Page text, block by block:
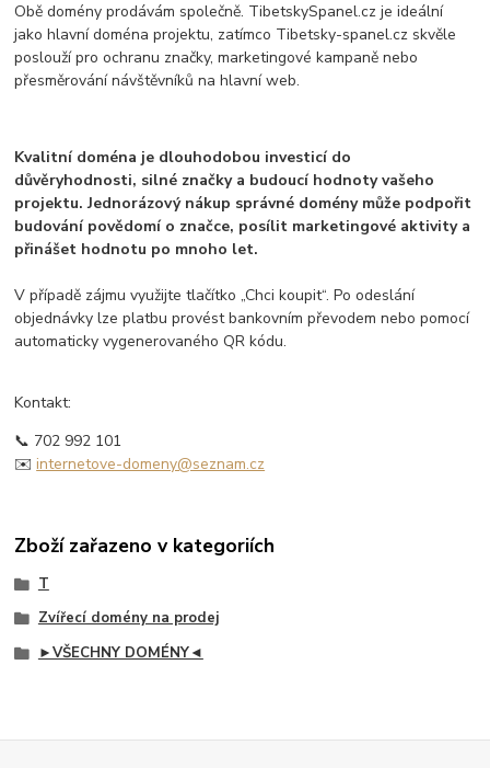
Obě domény prodávám společně. TibetskySpanel.cz je ideální
jako hlavní doména projektu, zatímco Tibetsky-spanel.cz skvěle
poslouží pro ochranu značky, marketingové kampaně nebo
přesměrování návštěvníků na hlavní web.
Kvalitní doména je dlouhodobou investicí do
důvěryhodnosti, silné značky a budoucí hodnoty vašeho
projektu. Jednorázový nákup správné domény může podpořit
budování povědomí o značce, posílit marketingové aktivity a
přinášet hodnotu po mnoho let.
V případě zájmu využijte tlačítko „Chci koupit“. Po odeslání
objednávky lze platbu provést bankovním převodem nebo pomocí
automaticky vygenerovaného QR kódu.
Kontakt:
📞 702 992 101
✉️internetove-domeny@seznam.cz
Zboží zařazeno v kategoriích
T
Zvířecí domény na prodej
►VŠECHNY DOMÉNY◄